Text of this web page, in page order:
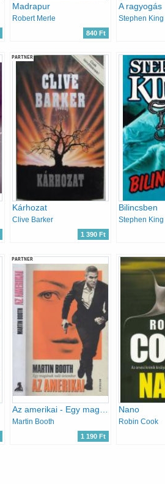
Madrapur
Robert Merle
840 Ft
A ragyogás
Stephen King
PARTNER
Kárhozat
Clive Barker
1 390 Ft
Bilincsben
Stephen King
PARTNER
Martin Booth
1 190 Ft
Nano
Robin Cook